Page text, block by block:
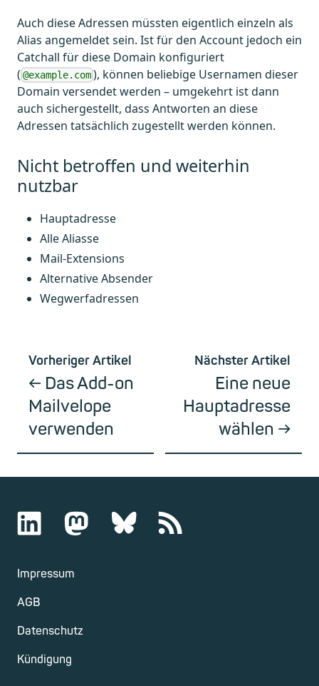
Auch diese Adressen müssten eigentlich einzeln als
Alias angemeldet sein. Ist für den Account jedoch ein
Catchall für diese Domain konfiguriert
( @example.com ), können beliebige Usernamen dieser
Domain versendet werden – umgekehrt ist dann
auch sichergestellt, dass Antworten an diese
Adressen tatsächlich zugestellt werden können.
Nicht betroffen und weiterhin
nutzbar
Hauptadresse
Alle Aliasse
Mail-Extensions
Alternative Absender
Wegwerfadressen
Vorheriger Artikel
Das Add-on
Mailvelope
verwenden
Nächster Artikel
Eine neue
Hauptadresse
wählen
Impressum
AGB
Datenschutz
Kündigung